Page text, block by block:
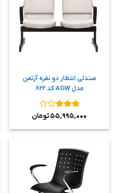
صندلی انتظار دو نفره آرتمن
مدل AGW کد 822
نمره۳
۵۵,۹۹۵,۰۰۰تومان